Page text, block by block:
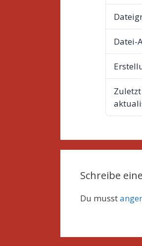
Datei-
Zuletzt
Schreibe
Du musst